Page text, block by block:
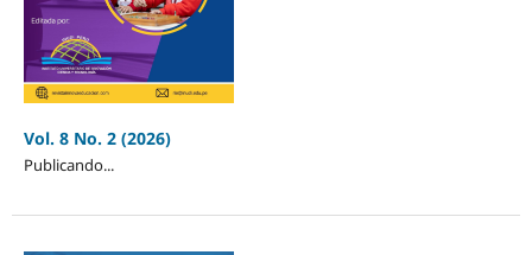
Vol. 8 No. 2 (2026)
Publicando...